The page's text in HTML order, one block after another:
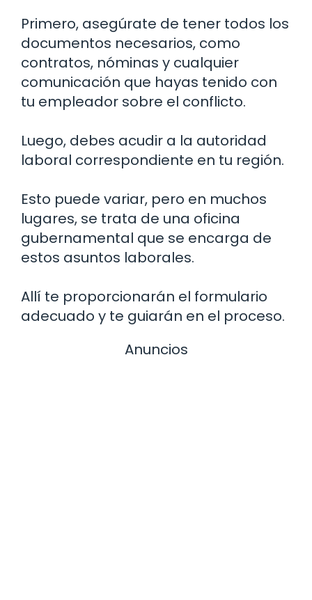
Primero, asegúrate de tener todos los
documentos necesarios, como
contratos, nóminas y cualquier
comunicación que hayas tenido con
tu empleador sobre el conflicto.
Luego, debes acudir a la autoridad
laboral correspondiente en tu región.
Esto puede variar, pero en muchos
lugares, se trata de una oficina
gubernamental que se encarga de
estos asuntos laborales.
Allí te proporcionarán el formulario
adecuado y te guiarán en el proceso.
Anuncios